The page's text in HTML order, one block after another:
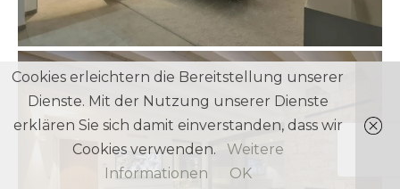
Cookies erleichtern die Bereitstellung unserer
Dienste. Mit der Nutzung unserer Dienste
erklären Sie sich damit einverstanden, dass wir
Cookies verwenden.
Weitere
Informationen
OK